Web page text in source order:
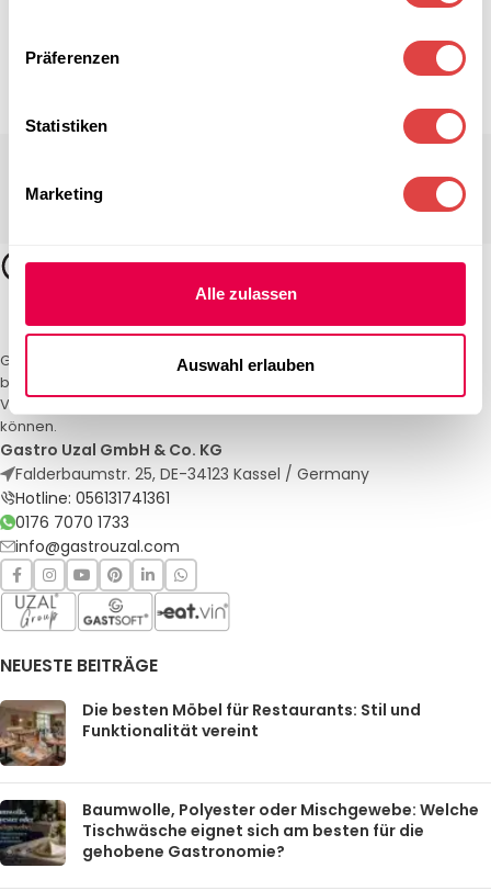
Präferenzen
Statistiken
Marketing
Alle zulassen
Auswahl erlauben
Gastro Uzal – Ihr Spezialist für Gastronomiemöbel und -textilien. Wir
bieten maßgeschneiderte Lösungen für Restaurants, Hotels und
Veranstaltungen. Qualität und Service, auf die Sie sich verlassen
können.
Gastro Uzal GmbH & Co. KG
Falderbaumstr. 25, DE-34123 Kassel / Germany
Hotline: 056131741361
0176 7070 1733
info@gastrouzal.com
NEUESTE BEITRÄGE
Die besten Möbel für Restaurants: Stil und
Funktionalität vereint
Baumwolle, Polyester oder Mischgewebe: Welche
Tischwäsche eignet sich am besten für die
gehobene Gastronomie?